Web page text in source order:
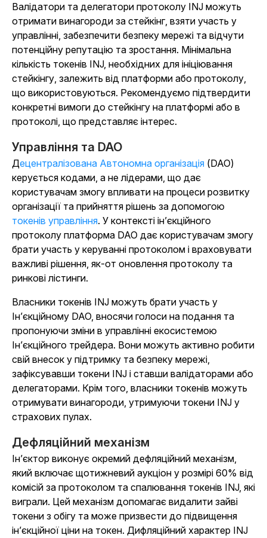
Валідатори та делегатори протоколу INJ можуть
отримати винагороди за стейкінг, взяти участь у
управлінні, забезпечити безпеку мережі та відчути
потенційну репутацію та зростання. Мінімальна
кількість токенів INJ, необхідних для ініціювання
стейкінгу, залежить від платформи або протоколу,
що використовуються. Рекомендуємо підтвердити
конкретні вимоги до стейкінгу на платформі або в
протоколі, що представляє інтерес.
Управління та DAO
Децентралізована Автономна організація (DAO)
керується кодами, а не лідерами, що дає
користувачам змогу впливати на процеси розвитку
організації та прийняття рішень за допомогою
токенів управління. У контексті ін’єкційного
протоколу платформа DAO дає користувачам змогу
брати участь у керуванні протоколом і враховувати
важливі рішення, як-от оновлення протоколу та
ринкові лістинги.
Власники токенів INJ можуть брати участь у
Ін’єкційному DAO, вносячи голоси на подання та
пропонуючи зміни в управлінні екосистемою
Ін’єкційного трейдера. Вони можуть активно робити
свій внесок у підтримку та безпеку мережі,
зафіксувавши токени INJ і ставши валідаторами або
делегаторами. Крім того, власники токенів можуть
отримувати винагороди, утримуючи токени INJ у
страхових пулах.
Дефляційний механізм
Ін’єктор виконує окремий дефляційний механізм,
який включає щотижневий аукціон у розмірі 60% від
комісій за протоколом та спалювання токенів INJ, які
виграли. Цей механізм допомагає видалити зайві
токени з обігу та може призвести до підвищення
ін’єкційної ціни на токен. Дифляційний характер INJ